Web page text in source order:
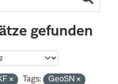
gefunden
Tags:
GeoSN